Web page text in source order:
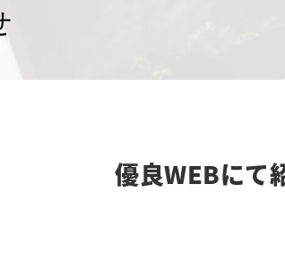
優良WEBにて